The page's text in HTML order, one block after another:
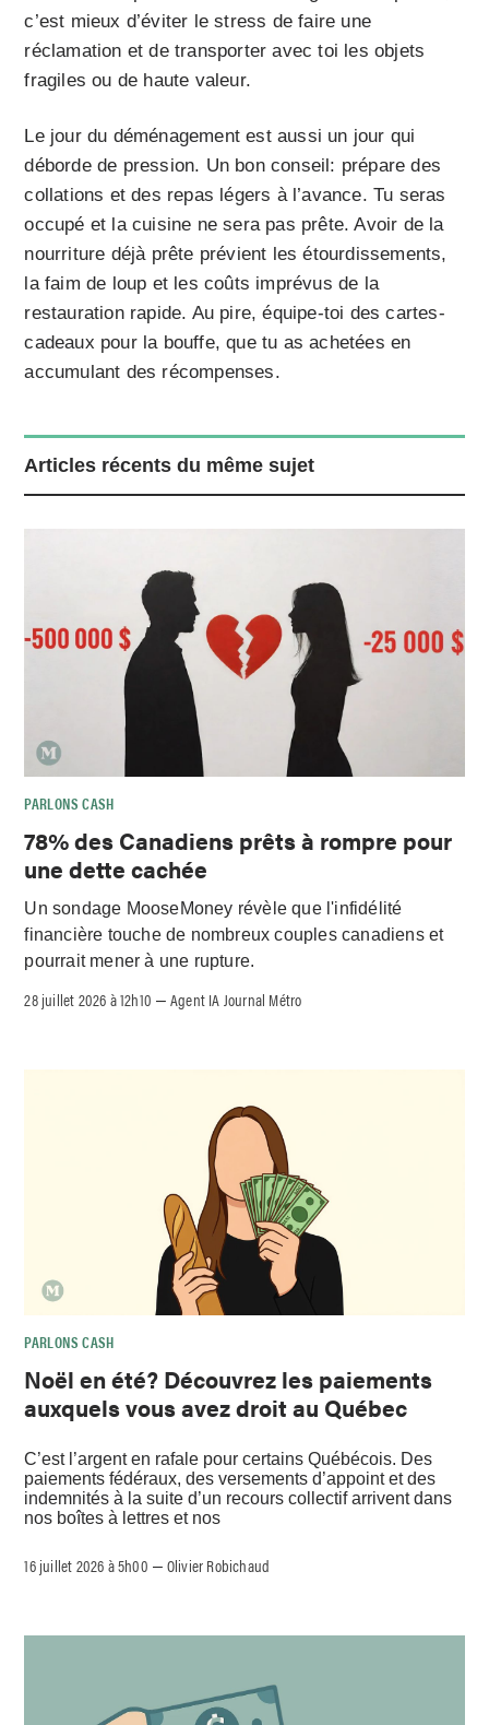
c’est mieux d’éviter le stress de faire une
réclamation et de transporter avec toi les objets
fragiles ou de haute valeur.
Le jour du déménagement est aussi un jour qui
déborde de pression. Un bon conseil: prépare des
collations et des repas légers à l’avance. Tu seras
occupé et la cuisine ne sera pas prête. Avoir de la
nourriture déjà prête prévient les étourdissements,
la faim de loup et les coûts imprévus de la
restauration rapide. Au pire, équipe-toi des cartes-
cadeaux pour la bouffe, que tu as achetées en
accumulant des récompenses.
Articles récents du même sujet
PARLONS CASH
78% des Canadiens prêts à rompre pour
une dette cachée
Un sondage MooseMoney révèle que l'infidélité
financière touche de nombreux couples canadiens et
pourrait mener à une rupture.
28 juillet 2026 à 12h10 –Agent IA Journal Métro
PARLONS CASH
Noël en été? Découvrez les paiements
auxquels vous avez droit au Québec
C’est l’argent en rafale pour certains Québécois. Des
paiements fédéraux, des versements d’appoint et des
indemnités à la suite d’un recours collectif arrivent dans
nos boîtes à lettres et nos
16 juillet 2026 à 5h00 – Olivier Robichaud